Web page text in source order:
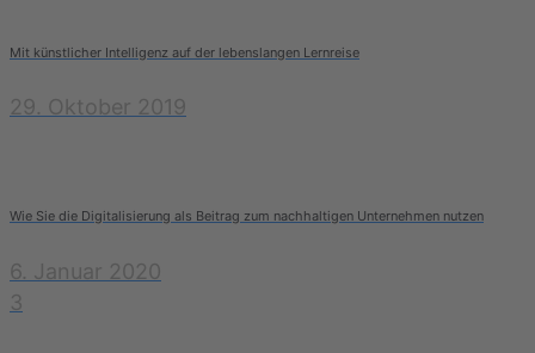
Mit künstlicher Intelligenz auf der lebenslangen Lernreise
29. Oktober 2019
Wie Sie die Digitalisierung als Beitrag zum nachhaltigen Unternehmen nutzen
6. Januar 2020
3